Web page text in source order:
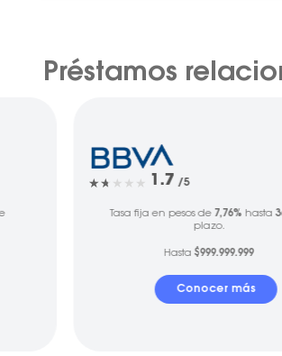
Préstamos
1.7 /5
Tasa fija en pesos de 7,76% hasta
plazo.
Hasta$999.999.999
Conocer más